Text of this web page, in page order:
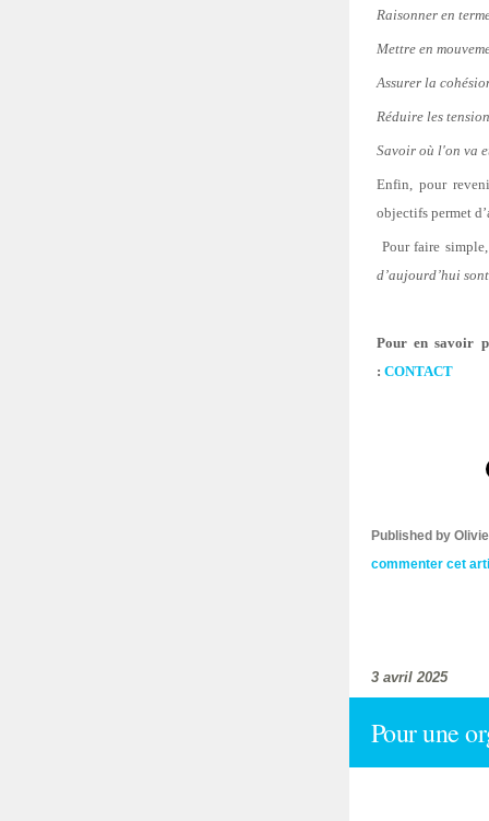
Raisonner en
Mettre en
Assurer la
Réduire les
Savoir où l'on va
Enfin, pour
objectifs permet
Pour faire
d’aujourd’hui
Pour en savoir
: CONTACT
Published by
commenter cet
3 avril 2025
Pour une